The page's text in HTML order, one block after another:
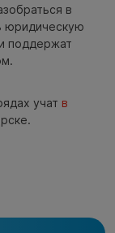
в
юридическую
поддержат
учат в